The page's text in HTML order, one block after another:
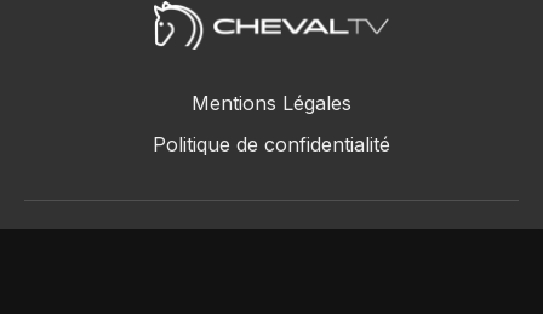
Mentions Légales
Politique de confidentialité